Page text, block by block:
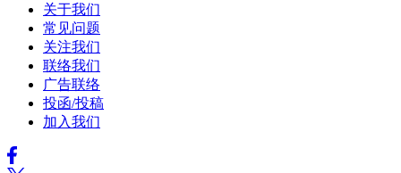
关于我们
常见问题
关注我们
联络我们
广告联络
投函/投稿
加入我们